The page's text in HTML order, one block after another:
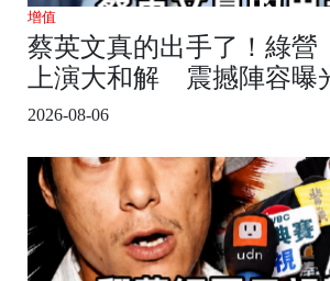
增值
蔡英文真的出手了！綠營
上演大和解 震撼陣容曝
2026-08-06